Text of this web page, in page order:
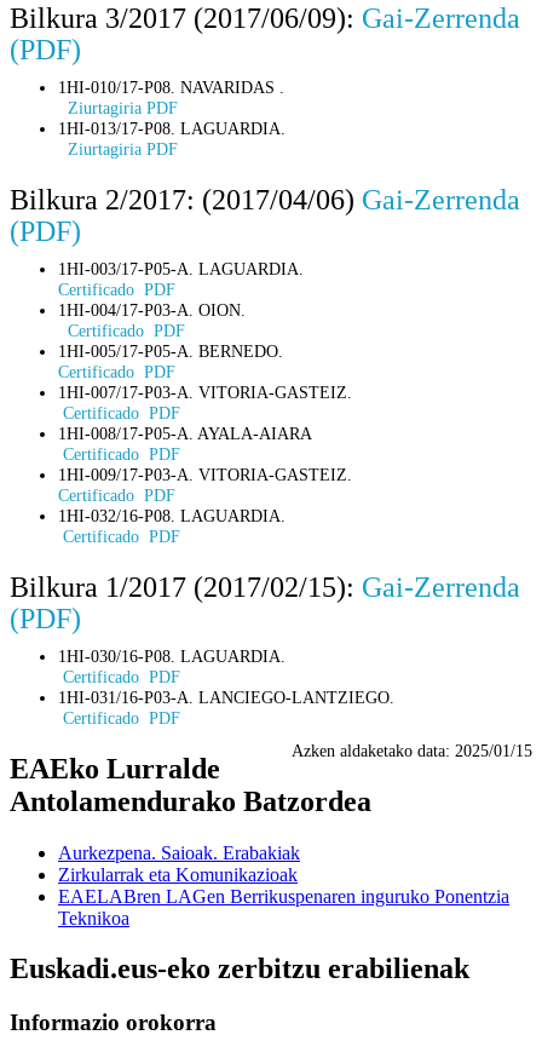
Bilkura 3/2017 (2017/06/09): Gai-Zerrenda
(PDF)
1HI-010/17-P08. NAVARIDAS .
Ziurtagiria PDF
1HI-013/17-P08. LAGUARDIA.
Ziurtagiria PDF
Bilkura 2/2017: (2017/04/06) Gai-Zerrenda
(PDF)
1HI-003/17-P05-A. LAGUARDIA.
Certificado PDF
1HI-004/17-P03-A. OION.
Certificado PDF
1HI-005/17-P05-A. BERNEDO.
Certificado PDF
1HI-007/17-P03-A. VITORIA-GASTEIZ.
Certificado PDF
1HI-008/17-P05-A. AYALA-AIARA
Certificado PDF
1HI-009/17-P03-A. VITORIA-GASTEIZ.
Certificado PDF
1HI-032/16-P08. LAGUARDIA.
Certificado PDF
Bilkura 1/2017 (2017/02/15): Gai-Zerrenda
(PDF)
1HI-030/16-P08. LAGUARDIA.
Certificado PDF
1HI-031/16-P03-A. LANCIEGO-LANTZIEGO.
Certificado PDF
Azken aldaketako data: 2025/01/15
EAEko Lurralde
Antolamendurako Batzordea
Aurkezpena. Saioak. Erabakiak
Zirkularrak eta Komunikazioak
EAELABren LAGen Berrikuspenaren inguruko Ponentzia
Teknikoa
Euskadi.eus-eko zerbitzu erabilienak
Informazio orokorra